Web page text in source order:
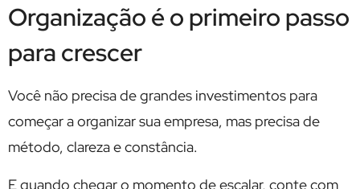
Organização é o primeiro passo
para crescer
Você não precisa de grandes investimentos para
começar a organizar sua empresa, mas precisa de
método, clareza e constância.
E quando chegar o momento de escalar, conte com